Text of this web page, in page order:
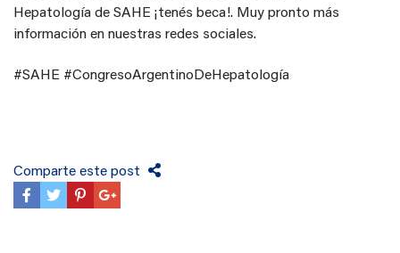
Hepatología de SAHE ¡tenés beca!. Muy pronto más
información en nuestras redes sociales.
#SAHE #CongresoArgentinoDeHepatología
Comparte este post